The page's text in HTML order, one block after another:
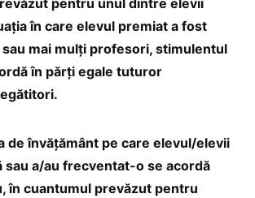
pentru unul dintre elevii
în care elevul premiat a fost
mai mulți profesori, stimulentul
în părți egale tuturor
de învățământ pe care elevul/elevii
sau a/au frecventat-o se acordă
în cuantumul prevăzut pentru